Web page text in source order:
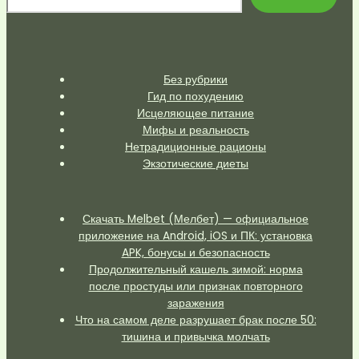
Без рубрики
Гид по похудению
Исцеляющее питание
Мифы и реальность
Нетрадиционные рационы
Экзотические диеты
Скачать Melbet (Мелбет) — официальное
приложение на Android, iOS и ПК: установка
APK, бонусы и безопасность
Продолжительный кашель зимой: норма
после простуды или признак повторного
заражения
Что на самом деле разрушает брак после 50:
тишина и привычка молчать